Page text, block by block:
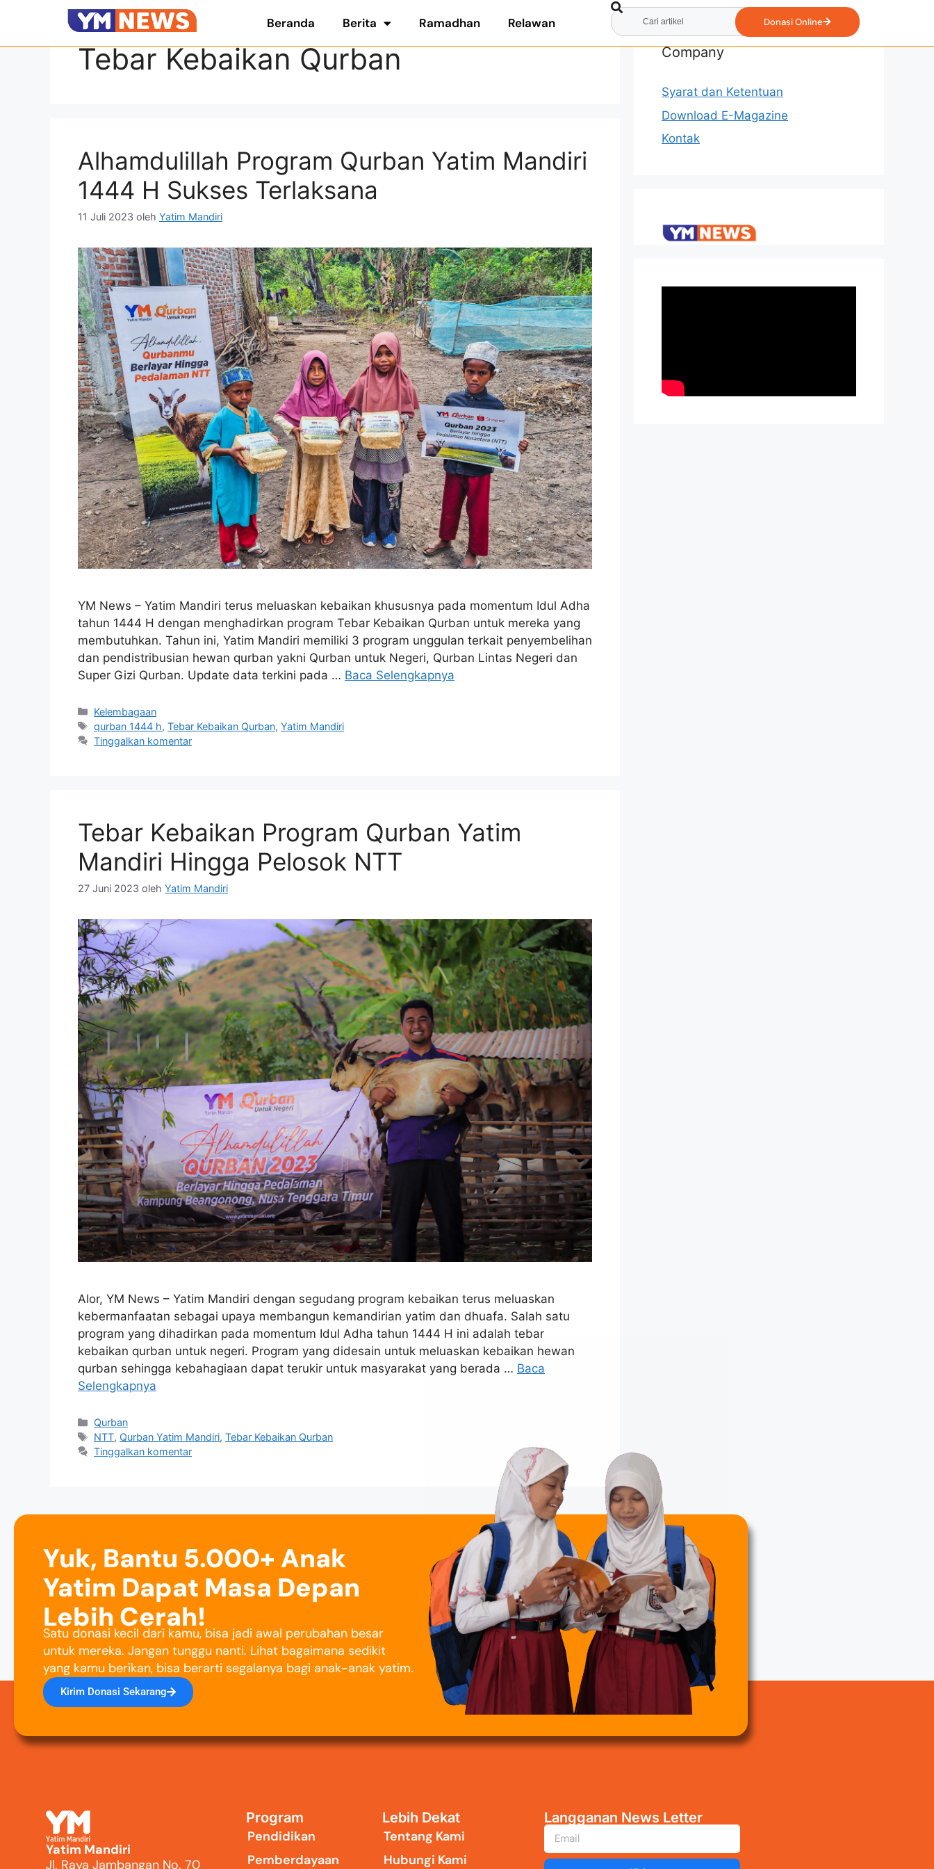
Beranda Berita Ramadhan Relawan Donasi Online
Tebar Kebaikan Qurban
Alhamdulillah Program Qurban Yatim Mandiri
1444 H Sukses Terlaksana
11 Juli 2023 oleh Yatim Mandiri
YM News – Yatim Mandiri terus meluaskan kebaikan khususnya pada momentum Idul Adha
tahun 1444 H dengan menghadirkan program Tebar Kebaikan Qurban untuk mereka yang
membutuhkan. Tahun ini, Yatim Mandiri memiliki 3 program unggulan terkait penyembelihan
dan pendistribusian hewan qurban yakni Qurban untuk Negeri, Qurban Lintas Negeri dan
Super Gizi Qurban. Update data terkini pada … Baca Selengkapnya
Kelembagaan
qurban 1444 h,Tebar Kebaikan Qurban,Yatim Mandiri
Tinggalkan komentar
Tebar Kebaikan Program Qurban Yatim
Mandiri Hingga Pelosok NTT
27 Juni 2023 oleh Yatim Mandiri
Alor, YM News – Yatim Mandiri dengan segudang program kebaikan terus meluaskan
kebermanfaatan sebagai upaya membangun kemandirian yatim dan dhuafa. Salah satu
program yang dihadirkan pada momentum Idul Adha tahun 1444 H ini adalah tebar
kebaikan qurban untuk negeri. Program yang didesain untuk meluaskan kebaikan hewan
qurban sehingga kebahagiaan dapat terukir untuk masyarakat yang berada … Baca
Selengkapnya
Qurban
NTT, Qurban Yatim Mandiri,Tebar Kebaikan Qurban
Tinggalkan komentar
Company
Syarat dan Ketentuan
Download E-Magazine
Kontak
Yuk, Bantu 5.000+ Anak
Yatim Dapat Masa Depan
Lebih Cerah!
Satu donasi kecil dari kamu, bisa jadi awal perubahan besar
untuk mereka. Jangan tunggu nanti. Lihat bagaimana sedikit
yang kamu berikan, bisa berarti segalanya bagi anak-anak yatim.
Kirim Donasi Sekarang
Yatim Mandiri
Jl. Raya Jambangan No. 70
Program
Pendidikan
Pemberdayaan
Lebih Dekat
Tentang Kami
Hubungi Kami
Langganan News Letter